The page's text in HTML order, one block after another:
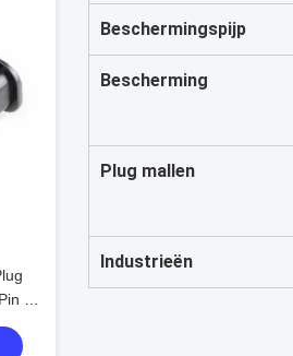
3
Beschermingspijp
Bescherming
Plug mallen
Industrieën